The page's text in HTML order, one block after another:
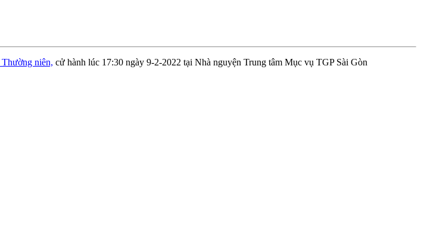
niên, cử hành lúc 17:30 ngày 9-2-2022 tại Nhà nguyện Trung tâm Mục vụ TGP Sài Gòn